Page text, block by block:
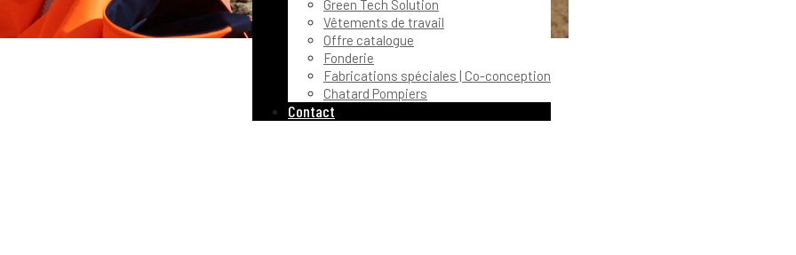
Green Tech Solution
Vêtements de travail
Offre catalogue
Fonderie
Fabrications spéciales | Co-conception
Chatard Pompiers
Contact